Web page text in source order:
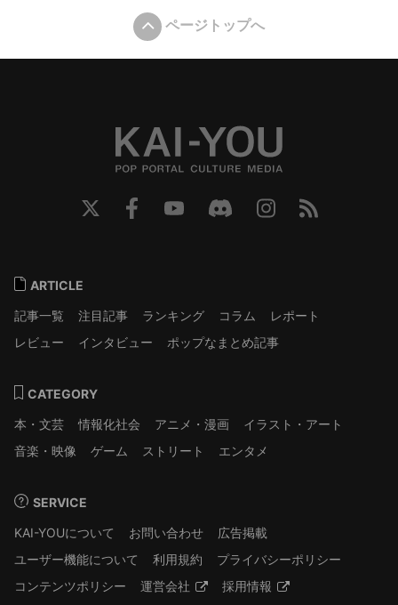
ページトップへ
ARTICLE
記事一覧
注目記事 ランキング コラム
レポート
レビュー
インタビュー ポップなまとめ記事
CATEGORY
本・文芸
情報化社会 アニメ・漫画
イラスト・アート
音楽・映像
ゲーム ストリート エンタメ
SERVICE
KAI-YOUについて
お問い合わせ
広告掲載
ユーザー機能について
利用規約
プライバシーポリシー
コンテンツポリシー
運営会社 採用情報